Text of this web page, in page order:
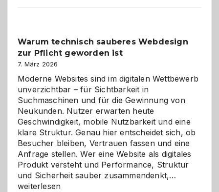
den
Logikrätseln
Warum technisch sauberes Webdesign
zur Pflicht geworden ist
7. März 2026
Moderne Websites sind im digitalen Wettbewerb
unverzichtbar – für Sichtbarkeit in
Suchmaschinen und für die Gewinnung von
Neukunden. Nutzer erwarten heute
Geschwindigkeit, mobile Nutzbarkeit und eine
klare Struktur. Genau hier entscheidet sich, ob
Besucher bleiben, Vertrauen fassen und eine
Anfrage stellen. Wer eine Website als digitales
Produkt versteht und Performance, Struktur
und Sicherheit sauber zusammendenkt,…
weiterlesen